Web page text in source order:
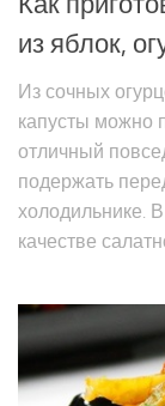
из яблок,
Из сочных
капусты можно
отличный
подержать
холодильнике.
качестве